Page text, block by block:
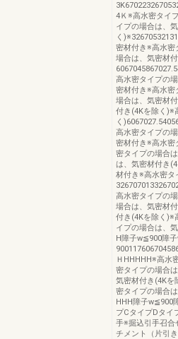
4Ｋ※高水密タイ
イプの場合は、
く
密材付き※高水密
場合は、気密材
高水密タイプの
密材付き※高水密
場合は、気密材
付き(4Kを除く)※
く
高水密タイプの
密材付き※高水密
密タイプの場合
は、気密材付き
材付き※高水密タ
高水密タイプの
場合は、気密材
付き(4Kを除く)※
イプの場合は、
H障子w≦900障
ＨHHHHH※高水
密タイプの場合
気密材付き(4Kを
密タイプの場合
HHH障子w≦900
プCタイプDタイ
手※掘込引手召合
チメント（片引